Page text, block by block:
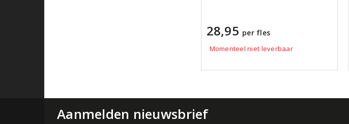
28,95 per fles
Momenteel niet leverbaar
Aanmelden nieuwsbrief